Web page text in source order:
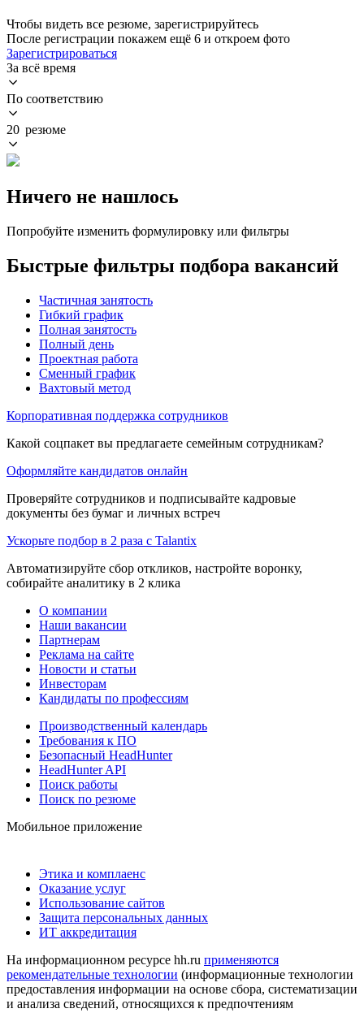
Чтобы видеть все резюме, зарегистрируйтесь
После регистрации покажем ещё 6 и откроем фото
Зарегистрироваться
За всё время
По соответствию
20 резюме
Ничего не нашлось
Попробуйте изменить формулировку или фильтры
Быстрые фильтры подбора вакансий
Частичная занятость
Гибкий график
Полная занятость
Полный день
Проектная работа
Сменный график
Вахтовый метод
Корпоративная поддержка сотрудников
Какой соцпакет вы предлагаете семейным сотрудникам?
Оформляйте кандидатов онлайн
Проверяйте сотрудников и подписывайте кадровые
документы без бумаг и личных встреч
Ускорьте подбор в 2 раза с Talantix
Автоматизируйте сбор откликов, настройте воронку,
собирайте аналитику в 2 клика
О компании
Наши вакансии
Партнерам
Реклама на сайте
Новости и статьи
Инвесторам
Кандидаты по профессиям
Производственный календарь
Требования к ПО
Безопасный HeadHunter
HeadHunter API
Поиск работы
Поиск по резюме
Мобильное приложение
Этика и комплаенс
Оказание услуг
Использование сайтов
Защита персональных данных
ИТ аккредитация
На информационном ресурсе hh.ru применяются
рекомендательные технологии (информационные технологии
предоставления информации на основе сбора, систематизации
и анализа сведений, относящихся к предпочтениям